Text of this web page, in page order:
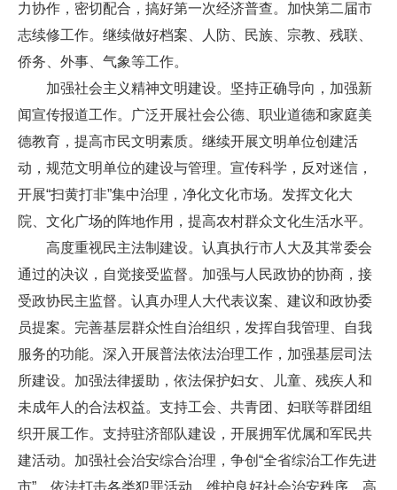
力协作，密切配合，搞好第一次经济普查。加快第二届市
志续修工作。继续做好档案、人防、民族、宗教、残联、
侨务、外事、气象等工作。
加强社会主义精神文明建设。坚持正确导向，加强新
闻宣传报道工作。广泛开展社会公德、职业道德和家庭美
德教育，提高市民文明素质。继续开展文明单位创建活
动，规范文明单位的建设与管理。宣传科学，反对迷信，
开展“扫黄打非”集中治理，净化文化市场。发挥文化大
院、文化广场的阵地作用，提高农村群众文化生活水平。
高度重视民主法制建设。认真执行市人大及其常委会
通过的决议，自觉接受监督。加强与人民政协的协商，接
受政协民主监督。认真办理人大代表议案、建议和政协委
员提案。完善基层群众性自治组织，发挥自我管理、自我
服务的功能。深入开展普法依法治理工作，加强基层司法
所建设。加强法律援助，依法保护妇女、儿童、残疾人和
未成年人的合法权益。支持工会、共青团、妇联等群团组
织开展工作。支持驻济部队建设，开展拥军优属和军民共
建活动。加强社会治安综合治理，争创“全省综治工作先进